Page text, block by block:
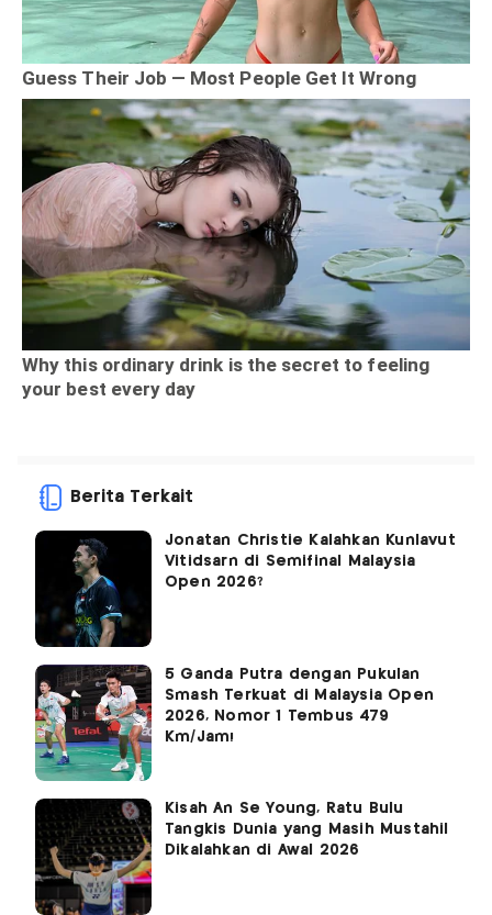
Berita Terkait
Jonatan Christie Kalahkan Kunlavut
Vitidsarn di Semifinal Malaysia
Open 2026?
5 Ganda Putra dengan Pukulan
Smash Terkuat di Malaysia Open
2026, Nomor 1 Tembus 479
Km/Jam!
Kisah An Se Young, Ratu Bulu
Tangkis Dunia yang Masih Mustahil
Dikalahkan di Awal 2026